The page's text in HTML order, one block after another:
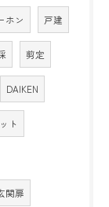
ホン 戸建
剪定
DAIKEN
ト
関扉